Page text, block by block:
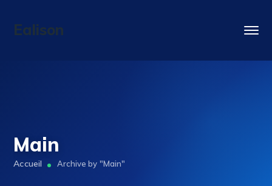
Ealison
Main
Archive by "Main"